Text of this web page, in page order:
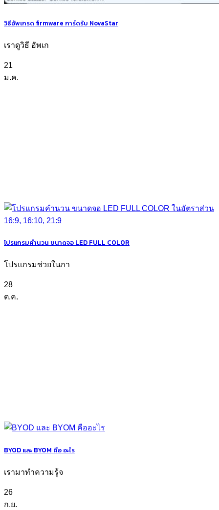
วิธีอัพเกรด firmware การ์ดรับ NovaStar
เราดูวิธี อัพเก
21
ม.ค.
โปรแกรมคำนวน ขนาดจอ LED FULL COLOR
โปรแกรมช่วยในกา
28
ต.ค.
BYOD และ BYOM คือ อะไร
เรามาทำความรู้จ
26
ก.ย.